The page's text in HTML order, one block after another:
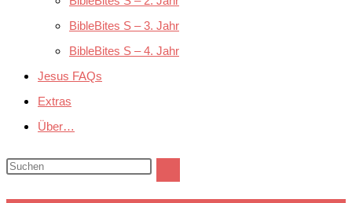
BibleBites S – 3. Jahr
BibleBites S – 4. Jahr
Jesus FAQs
Extras
Über…
Diese